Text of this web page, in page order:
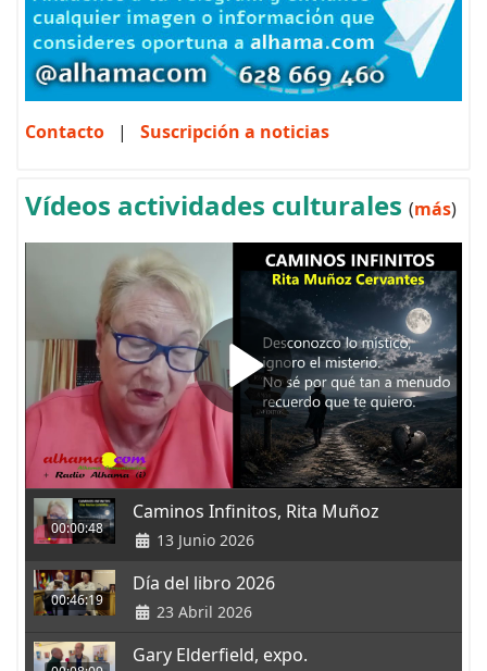
Contacto | Suscripción a noticias
Vídeos actividades culturales (más)
00:00:48
Caminos Infinitos, Rita Muñoz
13 Junio 2026
00:46:19
Día del libro 2026
23 Abril 2026
Gary Elderfield, expo.